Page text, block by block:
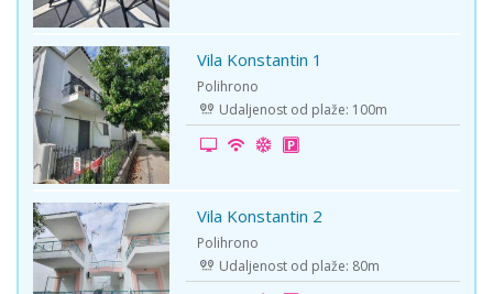
-20% Vila Konstantin 1
Polihrono
Udaljenost od plaže: 100m
-10% Vila Konstantin 2
Polihrono
Udaljenost od plaže: 80m